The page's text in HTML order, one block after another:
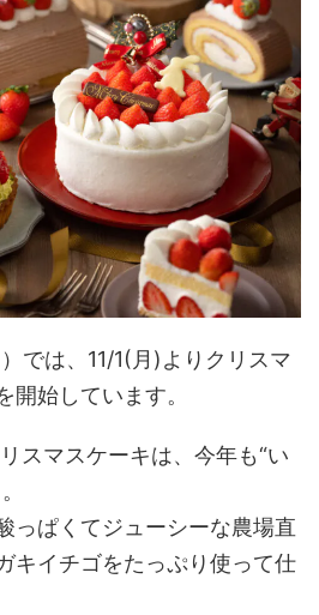
では、11/1(月)よりクリスマ
開始しています。
スマスケーキは、今年も“い
っぱくてジューシーな農場直
キイチゴをたっぷり使って仕